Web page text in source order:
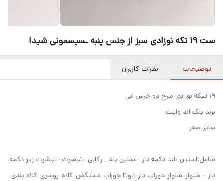
ست 19 تکه نوزادی سبز از جنس پنبه ـسیسمونی شیدا
توضیحات نظرات کاربران
۱۹ تیکه نوزادی طرح دو خرس ابی
برند بلک اند وایت
سایز صفر
شامل:استین بلند دکمه دار -استین بلند- رکابی -تیشرت- تیشرت زیر دکمه
دار – شلوار-شلوار جوراب دار-دوتا جوراب-دستکش-کلاه-روسری-کلاه بندی-